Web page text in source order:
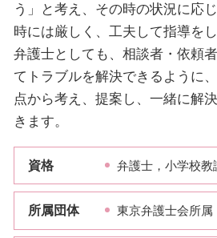
う」と考え、その時の状況に応
時には厳しく、工夫して指導をし
弁護士としても、相談者・依頼
てトラブルを解決できるように
点から考え、提案し、一緒に解
きます。
資格 弁護士，小学校
所属団体 東京弁護士会所属